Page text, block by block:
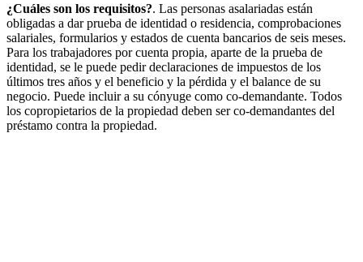
¿Cuáles son los requisitos?. Las personas asalariadas están
obligadas a dar prueba de identidad o residencia, comprobaciones
salariales, formularios y estados de cuenta bancarios de seis meses.
Para los trabajadores por cuenta propia, aparte de la prueba de
identidad, se le puede pedir declaraciones de impuestos de los
últimos tres años y el beneficio y la pérdida y el balance de su
negocio. Puede incluir a su cónyuge como co-demandante. Todos
los copropietarios de la propiedad deben ser co-demandantes del
préstamo contra la propiedad.